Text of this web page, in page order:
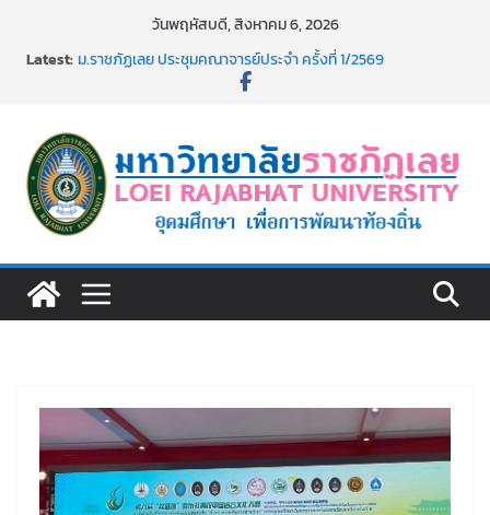
วันพฤหัสบดี, สิงหาคม 6, 2026
Latest:รายชื่อผู้มีสิทธิเข้าพักอาศัยอาคารชุดสำหรับบุคลากร สาย
สนับสนุน สังกัดมหาวิทยาลัยราชภัฏเลย ครั้งที่ 2/2569
๑,๙๗๒ ชุด โดยวิธีเฉพาะเจาะจง
ม.ราชภัฏเลย จัดกิจกรรมจิตอาสาบำเพ็ญสาธารณประโยชน์ และ
บำเพ็ญสาธารณกุศล 69
รายชื่อผู้ผ่านการสอบแข่งขันเพื่อเป็นลูกจ้างชั่วคราว (รายวัน)
สังกัดมหาวิทยาลัยราชภัฏเลย ด้วยเงินนอกงบประมาณ ประเภท